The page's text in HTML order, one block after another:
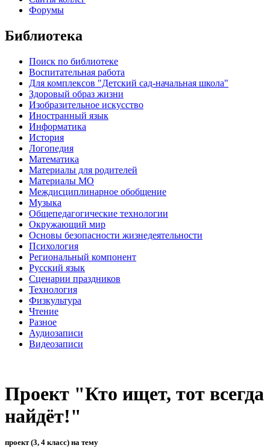
Форумы
Библиотека
Поиск по библиотеке
Воспитательная работа
Для комплексов "Детский сад-начальная школа"
Здоровый образ жизни
Изобразительное искусство
Иностранный язык
Информатика
История
Логопедия
Математика
Материалы для родителей
Материалы МО
Междисциплинарное обобщение
Музыка
Общепедагогические технологии
Окружающий мир
Основы безопасности жизнедеятельности
Психология
Региональный компонент
Русский язык
Сценарии праздников
Технология
Физкультура
Чтение
Разное
Аудиозаписи
Видеозаписи
Проект "Кто ищет, тот всегда
найдёт!"
проект (3, 4 класс) на тему